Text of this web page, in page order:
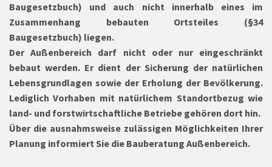
Baugesetzbuch) und auch nicht innerhalb eines im
Zusammenhang bebauten Ortsteiles (§34
Baugesetzbuch) liegen.
Der Außenbereich darf nicht oder nur eingeschränkt
bebaut werden. Er dient der Sicherung der natürlichen
Lebensgrundlagen sowie der Erholung der Bevölkerung.
Lediglich Vorhaben mit natürlichem Standortbezug wie
land- und forstwirtschaftliche Betriebe gehören dort hin.
Über die ausnahmsweise zulässigen Möglichkeiten Ihrer
Planung informiert Sie die Bauberatung Außenbereich.